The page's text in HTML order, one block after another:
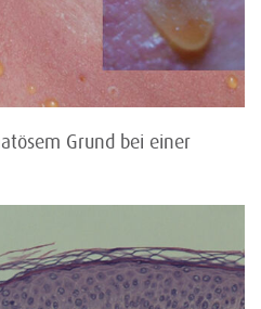
Grund bei einer